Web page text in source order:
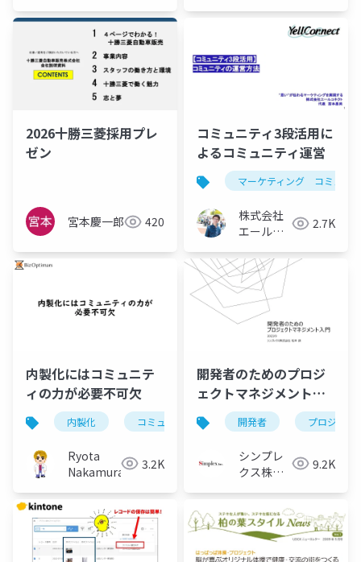
2026十勝三菱採用プレ
ゼン
宮本慶一郎 420
コミュニティ3段活用に
よるコミュニティ運営
マーケティング コミュニ
株式会社
エールコ
本昌尚
2.7K
内製化にはコミュニテ
ィの力が必要不可欠
内製化 コミュニティ
Ryota
Nakamura
3.2K
開発者のためのプロジ
ェクトマネジメント入
門
開発者 プロジェク
シンプレ
クス株式
9.2K